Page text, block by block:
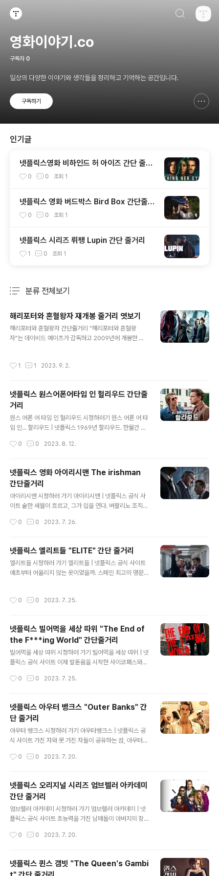
영화이야기.co
구독자 0
일상의 다양한 이야기와 생각들을 정리하고 기억하는 공간입니다.
구독하기
인기글
넷플릭스영화 비하인드 허 아이즈 간단 줄거
리 0 0 조회 1
넷플릭스 영화 버드박스 Bird Box 간단줄거
리 0 0 조회 1
넷플릭스 시리즈 뤼팽 Lupin 간단 줄거리
1 0 조회 1
분류 전체보기
해리포터와 혼혈왕자 재개봉 줄거리 엿보기
해리포터와 혼혈왕자 간단줄거리 "해리포터와 혼혈왕
자"는 데이비드 예이츠가 감독하고 2009년에 개봉한 상
구들 론 위즐리( 루퍼트 그린트)와 헤르미온느 그레인저(엠
계와 머글 세계 모두를 뒤덮으면서 시작됩니다. 볼드모트
의 추종자인 죽음을 먹는 자(Death Eaters)는 혼란과 공
포를 일으키고 있습니다. 해리는 볼드모트를 완전히 막고
마법사 세계에 대한 위협을 종식시킬 방법을 찾기로 결심
벤트)가 마법약을 가르치기 위해 호그와트로 돌아..
1 1 2023. 9. 2.
넷플릭스 원스어폰어타임 인 헐리우드 간단줄
거리
원스 어폰 어 타임 인 헐리우드 시청하러기 원스 어폰 어 타
임 인... 할리우드 | 넷플릭스 1969년 할리우드. 한물간 배
배역만 전전하다, 영화계에서 제일 핫한 로만 폴란스키 부
flix.com 원스어폰어타임 간단 줄거리 "원스어폰어타임
인 헐리우드" "Once Upon a Time in Hollywood"는
쿠엔틴 타란티노가 각본 및 감독을 맡은 2019년 영화입니
다. 1969년 로스앤젤레스를 배경으로 한 이 영화는 허구
의 인물들의 삶과 실제 역사적 사건을 엮어 향수, 유머, 예
달튼(레오나르도 디카프리오)과 그의 충실한 스턴트 ..
0 0 2023. 8. 12.
넷플릭스 영화 아이리시맨 The irishman
간단줄거리
아이리시맨 시청하러 가기 아이리시맨 | 넷플릭스 공식 사
이트 숱한 세월이 흐르고, 그가 입을 연다. 버팔리노 조직에
상에 드러난다. 격찬을 받은 마틴 스코세이지의 걸작. ww
The Irishman 은 2019년에 개봉한 마틴 스콜세지 감독
의 장대한 범죄 드라마 영화입니다. 이 이야기는 트럭 운전
사 프랭크 시런이 버팔리노 마피아 범죄 조직과 연루되어
범죄 지하 세계의 강력한 인물들과 강한 유대를 형성하는
버트 드 니로 Robert De Niro, 알 파..
0 0 2023. 7. 26.
넷플릭스 엘리트들 "ELITE" 간단 줄거리
엘리트들 시청하러 가기 엘리트들 | 넷플릭스 공식 사이트
애초부터 어울리지 않는 옷이었을까. 스페인 최고의 명문
w.netflix.com 넷플릭스 엘리트들 "ELITE" 줄거리 엘리
으로 이야기가 펼쳐집니다. 우리나라로 따지면 자율형사립
고에 해당한다고 볼 수 있습니다. 이 이야기는 세명의 평범
한 학생이 장학금을 받고 명문 사립학교에 입학하면서 삶
이 영원히 바뀐 부유하고 특권적인 십대 그룹의 삶을 따릅
아, 크리스티안이 다니는 공립..
0 0 2023. 7. 25.
넷플릭스 빌어먹을 세상 따위 "The End of
the F***ing World" 간단줄거리
빌어먹을 세상 따위 시청하러 가기 빌어먹을 세상 따위 | 넷
플릭스 공식 사이트 이제 발돋움을 시작한 사이코패스와
이지만, 이 세상보다야 낫겠지. 그래픽 노블 원작의 어두운
상 따위 ""The End of the F***ing World" 줄거리 넷
플릭스 시리즈 빌어먹을 세상 따위 "The End of the Fuc
king World"는 어둡고 시선을 사로잡는 영국블랙코미디
로, 어려움에 처한 두십 대 제임스와 앨리사의 삶을 통해 스
릴 있고 색다른 이야기를 들려줍니다. 정신 건강, 청소년의
하는 다크 코미디 드라마입니다. 이 이야기는 ..
0 0 2023. 7. 25.
넷플릭스 아우터 뱅크스 "Outer Banks" 간
단 줄거리
아우터 뱅크스 시청하러 가기 아우터뱅크스 | 넷플릭스 공
식 사이트 가진 자와 못 가진 자들이 공유하는 섬, 아우터뱅
친구가 작당한다. 사라진 보물선을 우리가 찾아내는 거야.
터 뱅크스"는 시청자를 노스캐롤라이나주 해안 마을 아우
터 뱅크스에서 거친 모험으로 안내하는 스릴 넘치는 이야
기입니다. 이야기는 섬의 노동 계급 지역에 거주하는 "Pog
ues"로 알려진 지역 십대 그룹을 중심으로 합니다. 카리스
마 있고 대담한 십대 John B가 이끄는 Pogues에는 그의
a 및 지능적이고 냉정한 Pope도 포함됩니다. 사회 경제적
0 0 2023. 7. 20.
넷플릭스 오리지널 시리즈 엄브렐러 아카데미
간단 줄거리
엄브렐러 아카데미 시청하러 가기 엄브렐러 아카데미 | 넷
플릭스 공식 사이트 초능력을 가진 남매들이 아버지의 장
인류의 미래. 종말을 막아야 한다. 애증을 접고, 모두 손을
ella Academy"는 Gerard Way와 Gabriel가 만든 같
0 0 2023. 7. 20.
넷플릭스 퀸스 갬빗 "The Queen's Gambi